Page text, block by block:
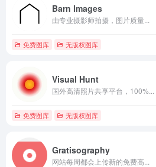
Barn lmages
由专业摄影师拍摄，图片质量...
免费图库 无版权图库
Visual Hunt
国外高清照片共享平台，100%...
免费图库 无版权图库
Gratisography
网站每周都会上传新的免费高...